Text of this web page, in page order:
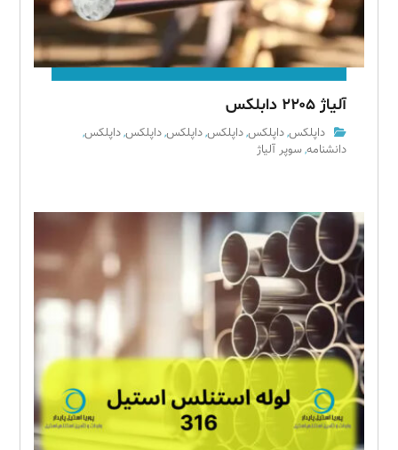
آلیاژ ۲۲۰۵ دابلکس
داپلکس,داپلکس,داپلکس,داپلکس,داپلکس,داپلکس,
دانشنامه,سوپر آلیاژ